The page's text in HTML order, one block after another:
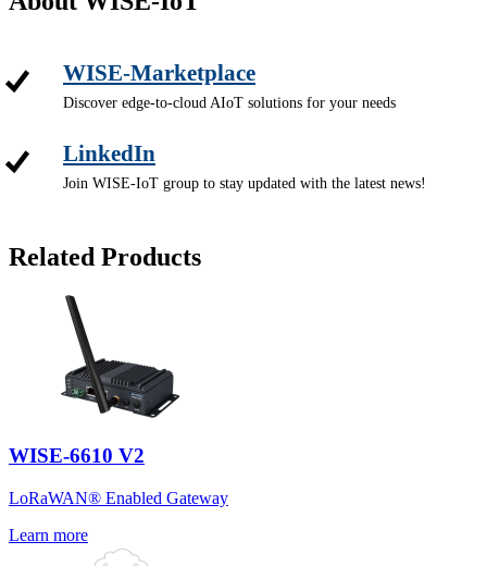
WISE-Marketplace
Discover edge-to-cloud AIoT solutions for your needs
LinkedIn
Join WISE-IoT group to stay updated with the latest news!
Related Products
WISE-6610 V2
LoRaWAN® Enabled Gateway
Learn more